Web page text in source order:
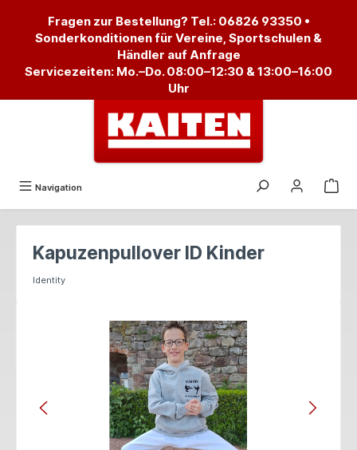
Fragen zur Bestellung? Tel.: 06826 93350 •
Sonderkonditionen für Vereine, Sportschulen &
Händler auf Anfrage
Servicezeiten: Mo.–Do. 08:00–12:30 & 13:00–16:00
Uhr
Navigation
Kapuzenpullover ID Kinder
Identity
Bildergalerie überspringen